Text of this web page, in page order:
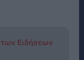
Ειδήσεων